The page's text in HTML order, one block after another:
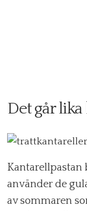
Det går
Kantarellpastan
använder de
av sommaren